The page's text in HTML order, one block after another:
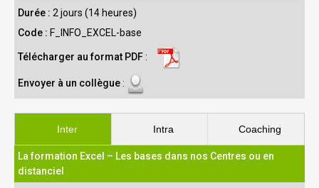
Durée : 2 jours (14 heures)
Code : F_INFO_EXCEL-base
Télécharger au format PDF:
Envoyer à un collègue:
Inter Intra Coaching
La formation Excel – Les bases dans nos Centres ou en
distanciel